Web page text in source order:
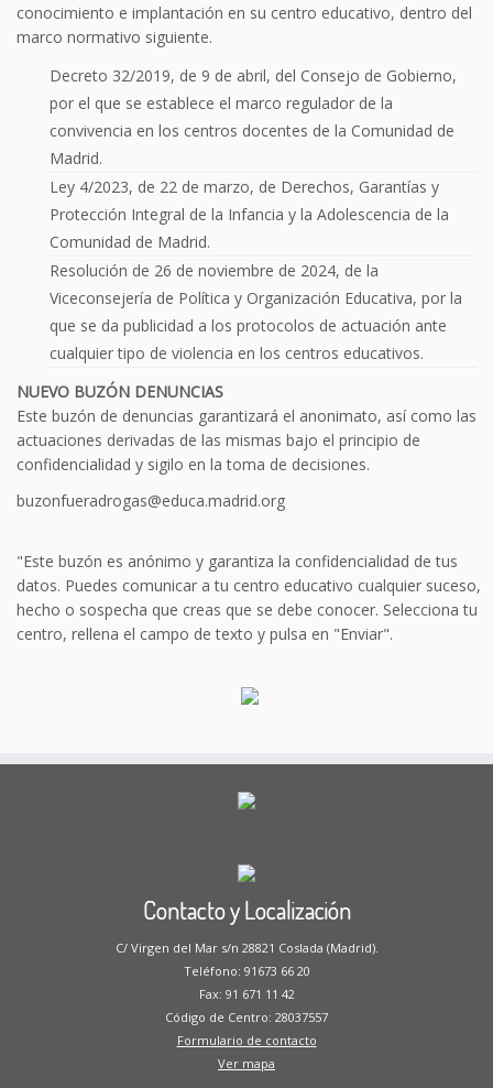
conocimiento e implantación en su centro educativo, dentro del
marco normativo siguiente.
Decreto 32/2019, de 9 de abril, del Consejo de Gobierno,
por el que se establece el marco regulador de la
convivencia en los centros docentes de la Comunidad de
Madrid.
Ley 4/2023, de 22 de marzo, de Derechos, Garantías y
Protección Integral de la Infancia y la Adolescencia de la
Comunidad de Madrid.
Resolución de 26 de noviembre de 2024, de la
Viceconsejería de Política y Organización Educativa, por la
que se da publicidad a los protocolos de actuación ante
cualquier tipo de violencia en los centros educativos.
NUEVO BUZÓN DENUNCIAS
Este buzón de denuncias garantizará el anonimato, así como las
actuaciones derivadas de las mismas bajo el principio de
confidencialidad y sigilo en la toma de decisiones.
buzonfueradrogas@educa.madrid.org
"Este buzón es anónimo y garantiza la confidencialidad de tus
datos. Puedes comunicar a tu centro educativo cualquier suceso,
hecho o sospecha que creas que se debe conocer. Selecciona tu
centro, rellena el campo de texto y pulsa en "Enviar".
Contacto y Localización
C/ Virgen del Mar s/n 28821 Coslada (Madrid).
Teléfono: 91673 66 20
Fax: 91 671 11 42
Código de Centro: 28037557
Formulario de contacto
Ver mapa